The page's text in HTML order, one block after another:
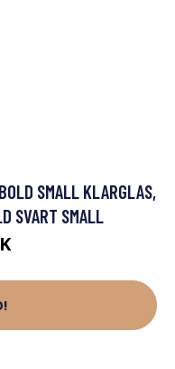
SMALL KLARGLAS,
SVART SMALL